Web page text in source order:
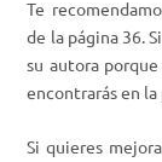
Te
de la página 36.
su autora
encontrarás en la
Si quieres